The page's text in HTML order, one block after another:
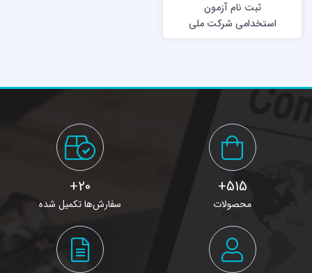
ثبت‌ نام آزمون
استخدامی شرکت ملی
نفت ایران
515+
محصولات
20+
سفارش‌ها تکمیل شده